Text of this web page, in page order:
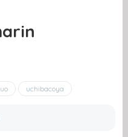
uchibacoya